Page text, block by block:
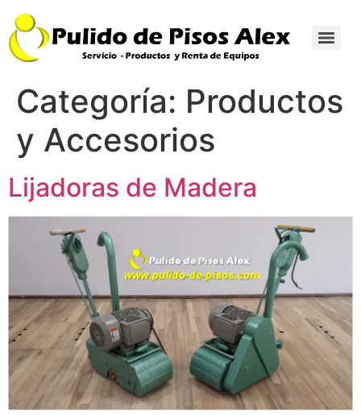
Categoría: Productos
y Accesorios
Lijadoras de Madera